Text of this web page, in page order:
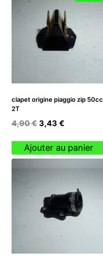
clapet origine piaggio zip 50cc
2T
4,90€ Le
initial
était :
3,43 €
actuel
est :
Ajouter au panier